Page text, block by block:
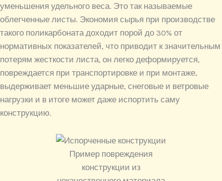
уменьшения удельного веса. Это так называемые
облегченные листы. Экономия сырья при производстве
такого поликарбоната доходит порой до 30% от
нормативных показателей, что приводит к значительным
потерям жесткости листа, он легко деформируется,
повреждается при транспортировке и при монтаже,
выдерживает меньшие ударные, снеговые и ветровые
нагрузки и в итоге может даже испортить саму
конструкцию.
Пример повреждения
конструкции из